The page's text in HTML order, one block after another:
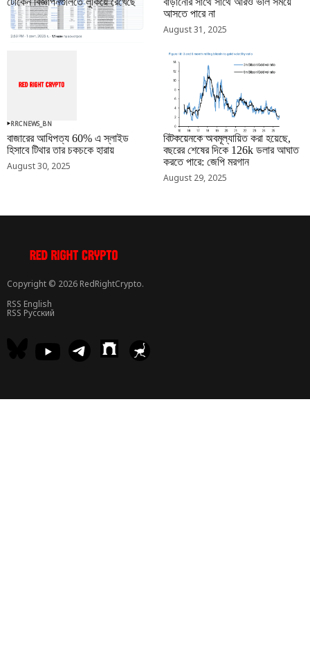
September 01, 2025
আসতে পারে না
August 31, 2025
RRCNEWS_BN
বাজারের আধিপত্য 60% এ স্লাইড
হিসাবে টিথার তার চকচকে হারায়
August 30, 2025
RRCNEWS_BN
বিটকয়েনকে অবমূল্যায়িত করা হয়েছে,
বছরের শেষের দিকে 126k ডলার আঘাত
করতে পারে: জেপি মরগান
August 29, 2025
Copyright © 2026 RedRightCrypto.
RSS English
RSS Русский